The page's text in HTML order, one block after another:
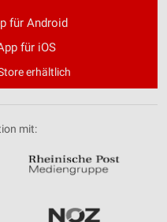
für Android
für iOS
erhältlich
mit: